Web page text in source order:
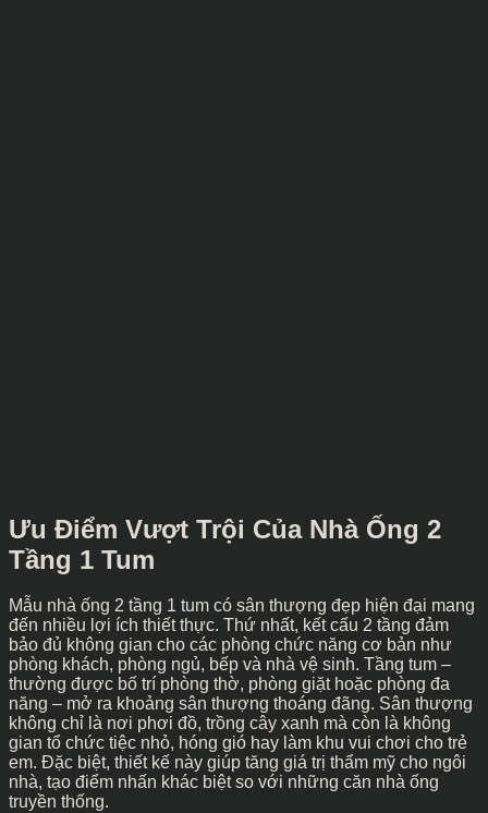
Ưu Điểm Vượt Trội Của Nhà Ống 2
Tầng 1 Tum
Mẫu nhà ống 2 tầng 1 tum có sân thượng đẹp hiện đại mang
đến nhiều lợi ích thiết thực. Thứ nhất, kết cấu 2 tầng đảm
bảo đủ không gian cho các phòng chức năng cơ bản như
phòng khách, phòng ngủ, bếp và nhà vệ sinh. Tầng tum –
thường được bố trí phòng thờ, phòng giặt hoặc phòng đa
năng – mở ra khoảng sân thượng thoáng đãng. Sân thượng
không chỉ là nơi phơi đồ, trồng cây xanh mà còn là không
gian tổ chức tiệc nhỏ, hóng gió hay làm khu vui chơi cho trẻ
em. Đặc biệt, thiết kế này giúp tăng giá trị thẩm mỹ cho ngôi
nhà, tạo điểm nhấn khác biệt so với những căn nhà ống
truyền thống.